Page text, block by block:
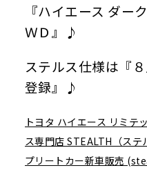
『ハイエース ダー
ＷＤ』♪
ステルス仕様は『
登録』♪
トヨタ ハイエース リミテ
ス専門店 STEALTH（ス
プリートカー新車販売